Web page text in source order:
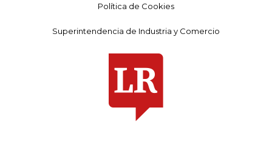
Política de Cookies
Superintendencia de Industria y Comercio